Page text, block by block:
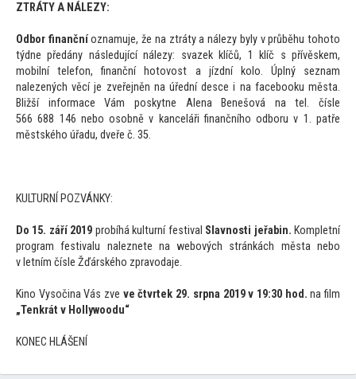
ZTRÁTY A NÁLEZY:
Odbor finančníoznamuje, že na ztráty a nálezy byly v průběhutohoto
týdne předány následující nálezy: svazek klíčů, 1 klíč s přívěskem,
mobilní telefon, finanční hotovost a jízdní kolo. Úplný seznam
nalezených věcí je zveřejněn na úřední desce i na facebooku města.
Bližší informace Vám poskytne Alena Benešová na tel. čísle
566 688 146 nebo osobně v kanceláři finančního odboru v 1. patře
městského úřadu, dveře č. 35.
KULTURNÍ POZVÁNKY:
Do 15. září 2019 probíhá kulturní festival Slavnosti jeřabin. Kompletní
program festivalu naleznete na webových stránkách města nebo
v letním čísle Žďárského zpravodaje.
Kino Vysočina Vás zve ve čtvrtek 29. srpna 2019 v 19:30 hod. na film
„Tenkrát v Hollywoodu“
KONEC HLÁŠENÍ